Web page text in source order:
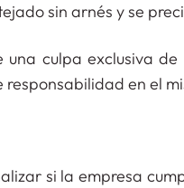
sin arnés y se
una culpa exclusiva
en el
si la empresa